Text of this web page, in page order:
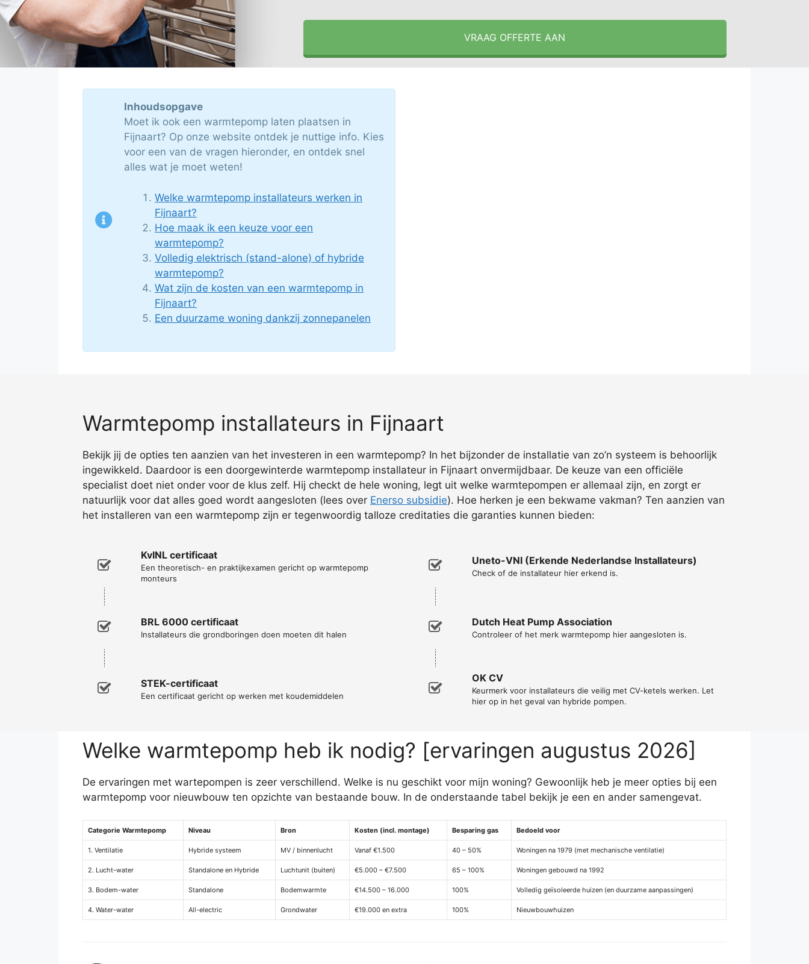
VRAAG OFFERTE AAN
Inhoudsopgave
Moet ik ook een warmtepomp laten plaatsen in
Fijnaart? Op onze website ontdek je nuttige info. Kies
voor een van de vragen hieronder, en ontdek snel
alles wat je moet weten!
Welke warmtepomp installateurs werken in
Fijnaart?
Hoe maak ik een keuze voor een
warmtepomp?
Volledig elektrisch (stand-alone) of hybride
warmtepomp?
Wat zijn de kosten van een warmtepomp in
Fijnaart?
Een duurzame woning dankzij zonnepanelen
Warmtepomp installateurs in Fijnaart
Bekijk jij de opties ten aanzien van het investeren in een warmtepomp? In het bijzonder de installatie van zo’n systeem is behoorlijk
ingewikkeld. Daardoor is een doorgewinterde warmtepomp installateur in Fijnaart onvermijdbaar. De keuze van een officiële
specialist doet niet onder voor de klus zelf. Hij checkt de hele woning, legt uit welke warmtepompen er allemaal zijn, en zorgt er
natuurlijk voor dat alles goed wordt aangesloten (lees over Enerso subsidie). Hoe herken je een bekwame vakman? Ten aanzien van
het installeren van een warmtepomp zijn er tegenwoordig talloze creditaties die garanties kunnen bieden:
KvINL certificaat
Een theoretisch- en praktijkexamen gericht op warmtepomp
monteurs
BRL 6000 certificaat
Installateurs die grondboringen doen moeten dit halen
STEK-certificaat
Een certificaat gericht op werken met koudemiddelen
Uneto-VNI (Erkende Nederlandse Installateurs)
Check of de installateur hier erkend is.
Dutch Heat Pump Association
Controleer of het merk warmtepomp hier aangesloten is.
OK CV
Keurmerk voor installateurs die veilig met CV-ketels werken. Let
hier op in het geval van hybride pompen.
Welke warmtepomp heb ik nodig? [ervaringen augustus 2026]
De ervaringen met wartepompen is zeer verschillend. Welke is nu geschikt voor mijn woning? Gewoonlijk heb je meer opties bij een
warmtepomp voor nieuwbouw ten opzichte van bestaande bouw. In de onderstaande tabel bekijk je een en ander samengevat.
Categorie Warmtepomp Niveau Bron Kosten (incl. montage) Besparing gas Bedoeld voor
1. Ventilatie Hybride systeem MV / binnenlucht Vanaf €1.500 40 – 50% Woningen na 1979 (met mechanische ventilatie)
2. Lucht-water Standalone en Hybride Luchtunit (buiten) €5.000 – €7.500 65 – 100% Woningen gebouwd na 1992
3. Bodem-water Standalone Bodemwarmte €14.500 – 16.000 100% Volledig geïsoleerde huizen (en duurzame aanpassingen)
4. Water-water All-electric Grondwater €19.000 en extra 100% Nieuwbouwhuizen